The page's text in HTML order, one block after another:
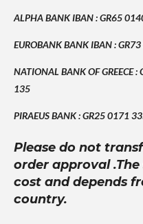
ALPHA BANK IBAN : GR65
EUROBANK BANK IBAN :
NATIONAL BANK OF
135
PIRAEUS BANK : GR25 0171
Please do not
order approval
cost and depends
country.